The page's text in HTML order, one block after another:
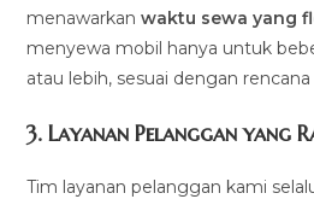
menawarkanwaktu sewa yang
menyewa mobil hanya untuk
atau lebih, sesuai dengan
3.Layanan Pelanggan yang
Tim layanan pelanggan kami